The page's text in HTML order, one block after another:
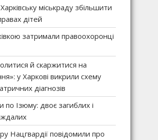
міськраду збільшити
дітей
затримали правоохоронці
й скаржитися на
у Харкові викрили схему
діагнозів
по Ізюму: двоє загиблих і
Нацгвардії повідомили про